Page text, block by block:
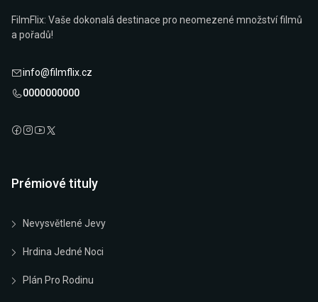
FilmFlix: Vaše dokonalá destinace pro neomezené množství filmů
a pořadů!
info@filmflix.cz
0000000000
Prémiové tituly
Nevysvětlené Jevy
Hrdina Jedné Noci
Plán Pro Rodinu